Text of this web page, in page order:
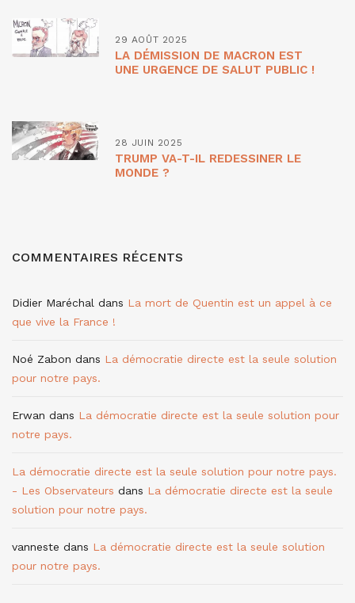
29 AOÛT 2025
LA DÉMISSION DE MACRON EST
UNE URGENCE DE SALUT PUBLIC !
28 JUIN 2025
TRUMP VA-T-IL REDESSINER LE
MONDE ?
COMMENTAIRES RÉCENTS
Didier Maréchal dans La mort de Quentin est un appel à ce
que vive la France !
Noé Zabon dans La démocratie directe est la seule solution
pour notre pays.
Erwan dans La démocratie directe est la seule solution pour
notre pays.
La démocratie directe est la seule solution pour notre pays.
- Les Observateurs dans La démocratie directe est la seule
solution pour notre pays.
vanneste dans La démocratie directe est la seule solution
pour notre pays.